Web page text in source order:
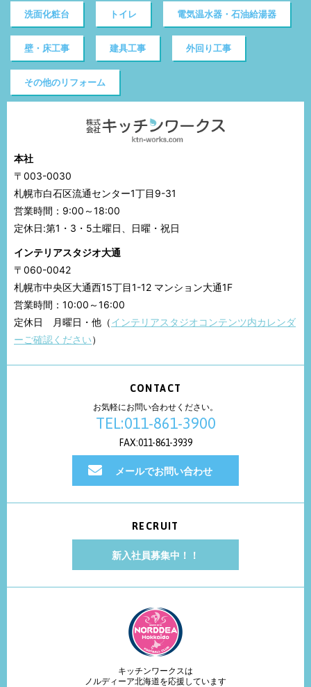
洗面化粧台 トイレ 電気温水器・石油給湯器
壁・床工事 建具工事 外回り工事
その他のリフォーム
本社
〒003-0030
札幌市白石区流通センター1丁目9-31
営業時間：9:00～18:00
定休日:第1・3・5土曜日、日曜・祝日
インテリアスタジオ大通
〒060-0042
札幌市中央区大通西15丁目1-12 マンション大通1F
営業時間：10:00～16:00
定休日 月曜日・他（インテリアスタジオコンテンツ内カレンダ
ーご確認ください）
CONTACT
お気軽にお問い合わせください。
TEL:011-861-3900
FAX:011-861-3939
メールでお問い合わせ
RECRUIT
新入社員募集中！！
キッチンワークスは
ノルディーア北海道を応援しています